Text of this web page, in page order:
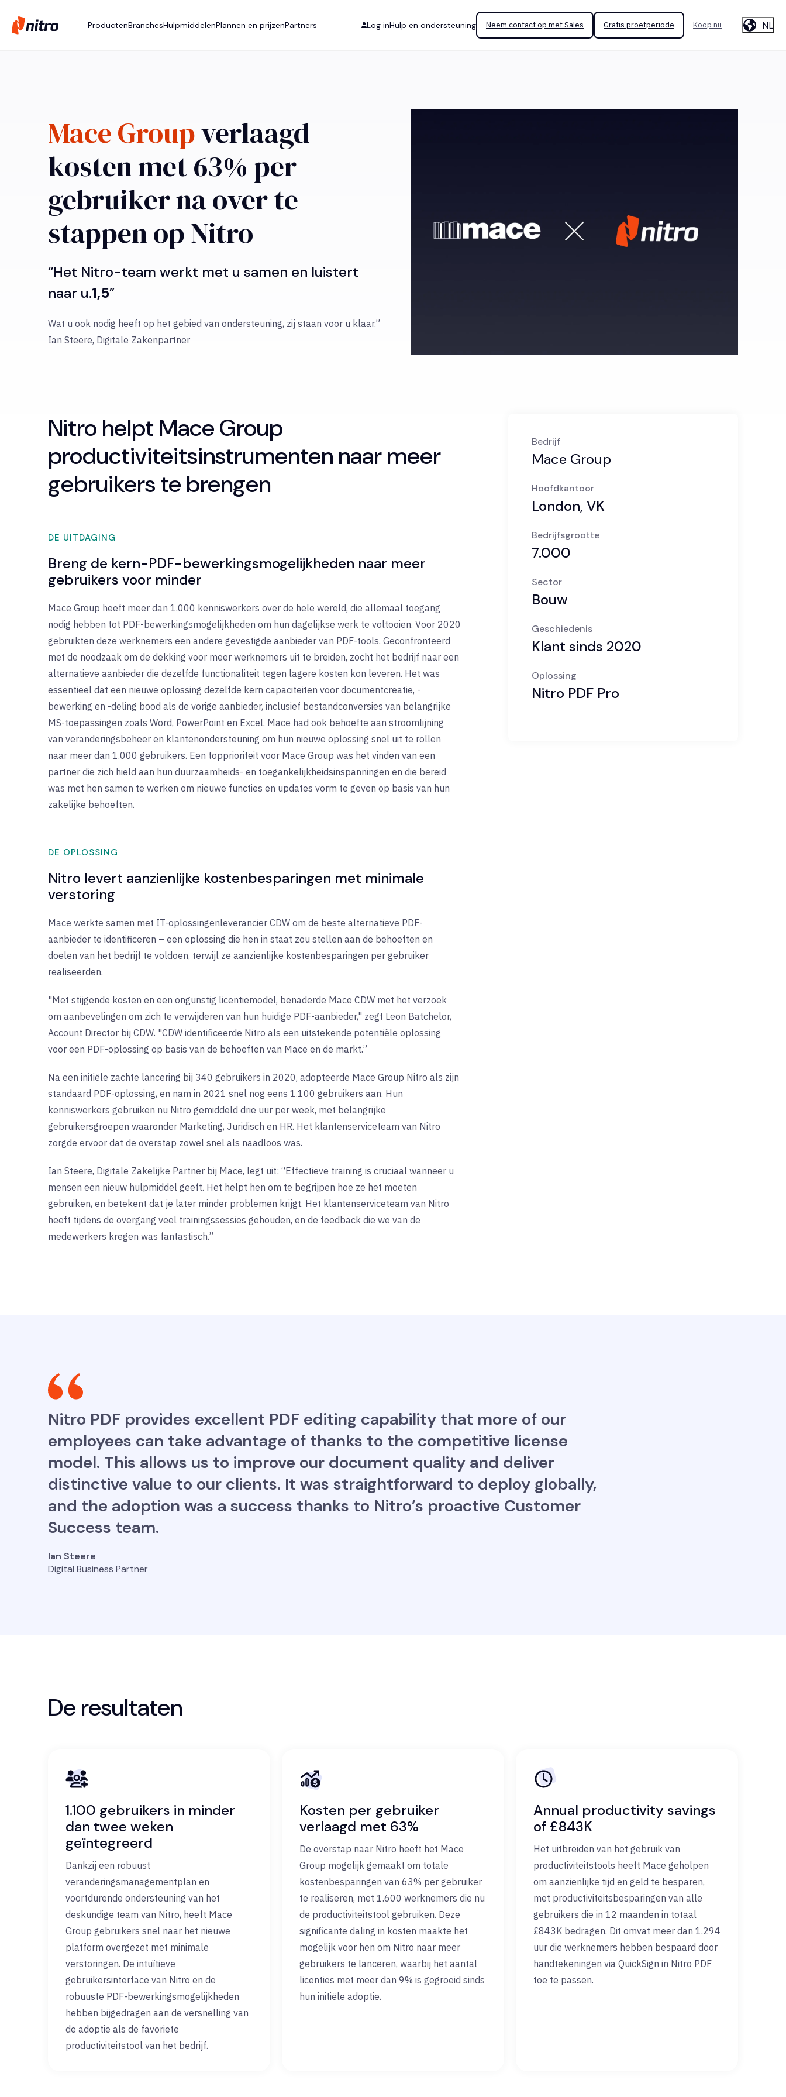
ProductenBranchesHulpmiddelenPlannen en prijzenPartners Log inHulp en ondersteuning Neem contact op met Sales Gratis proefperiode Koop nu NL
Mace Groupverlaagd
kosten met 63% per
gebruiker na over te
stappen op Nitro
“Het Nitro-team werkt met u samen en luistert
naar u.1,5”
Wat u ook nodig heeft op het gebied van ondersteuning, zij staan voor u klaar.”
Ian Steere, Digitale Zakenpartner
Nitro helpt Mace Group
productiviteitsinstrumenten naar meer
gebruikers te brengen
DE UITDAGING
Breng de kern-PDF-bewerkingsmogelijkheden naar meer
gebruikers voor minder
Mace Group heeft meer dan 1.000 kenniswerkers over de hele wereld, die allemaal toegang
nodig hebben tot PDF-bewerkingsmogelijkheden om hun dagelijkse werk te voltooien. Voor 2020
gebruikten deze werknemers een andere gevestigde aanbieder van PDF-tools. Geconfronteerd
met de noodzaak om de dekking voor meer werknemers uit te breiden, zocht het bedrijf naar een
alternatieve aanbieder die dezelfde functionaliteit tegen lagere kosten kon leveren. Het was
essentieel dat een nieuwe oplossing dezelfde kern capaciteiten voor documentcreatie, -
bewerking en -deling bood als de vorige aanbieder, inclusief bestandconversies van belangrijke
MS-toepassingen zoals Word, PowerPoint en Excel. Mace had ook behoefte aan stroomlijning
van veranderingsbeheer en klantenondersteuning om hun nieuwe oplossing snel uit te rollen
naar meer dan 1.000 gebruikers. Een topprioriteit voor Mace Group was het vinden van een
partner die zich hield aan hun duurzaamheids- en toegankelijkheidsinspanningen en die bereid
was met hen samen te werken om nieuwe functies en updates vorm te geven op basis van hun
zakelijke behoeften.
DE OPLOSSING
Nitro levert aanzienlijke kostenbesparingen met minimale
verstoring
Mace werkte samen met IT-oplossingenleverancier CDW om de beste alternatieve PDF-
aanbieder te identificeren – een oplossing die hen in staat zou stellen aan de behoeften en
doelen van het bedrijf te voldoen, terwijl ze aanzienlijke kostenbesparingen per gebruiker
realiseerden.
"Met stijgende kosten en een ongunstig licentiemodel, benaderde Mace CDW met het verzoek
om aanbevelingen om zich te verwijderen van hun huidige PDF-aanbieder," zegt Leon Batchelor,
Account Director bij CDW. "CDW identificeerde Nitro als een uitstekende potentiële oplossing
voor een PDF-oplossing op basis van de behoeften van Mace en de markt.”
Na een initiële zachte lancering bij 340 gebruikers in 2020, adopteerde Mace Group Nitro als zijn
standaard PDF-oplossing, en nam in 2021 snel nog eens 1.100 gebruikers aan. Hun
kenniswerkers gebruiken nu Nitro gemiddeld drie uur per week, met belangrijke
gebruikersgroepen waaronder Marketing, Juridisch en HR. Het klantenserviceteam van Nitro
zorgde ervoor dat de overstap zowel snel als naadloos was.
Ian Steere, Digitale Zakelijke Partner bij Mace, legt uit: “Effectieve training is cruciaal wanneer u
mensen een nieuw hulpmiddel geeft. Het helpt hen om te begrijpen hoe ze het moeten
gebruiken, en betekent dat je later minder problemen krijgt. Het klantenserviceteam van Nitro
heeft tijdens de overgang veel trainingssessies gehouden, en de feedback die we van de
medewerkers kregen was fantastisch.”
Bedrijf
Mace Group
Hoofdkantoor
London, VK
Bedrijfsgrootte
7.000
Sector
Bouw
Geschiedenis
Klant sinds 2020
Oplossing
Nitro PDF Pro
Nitro PDF provides excellent PDF editing capability that more of our
employees can take advantage of thanks to the competitive license
model. This allows us to improve our document quality and deliver
distinctive value to our clients. It was straightforward to deploy globally,
and the adoption was a success thanks to Nitro’s proactive Customer
Success team.
Ian Steere
Digital Business Partner
De resultaten
1.100 gebruikers in minder
dan twee weken
geïntegreerd
Dankzij een robuust
veranderingsmanagementplan en
voortdurende ondersteuning van het
deskundige team van Nitro, heeft Mace
Group gebruikers snel naar het nieuwe
platform overgezet met minimale
verstoringen. De intuïtieve
gebruikersinterface van Nitro en de
robuuste PDF-bewerkingsmogelijkheden
hebben bijgedragen aan de versnelling van
de adoptie als de favoriete
productiviteitstool van het bedrijf.
Kosten per gebruiker
verlaagd met 63%
De overstap naar Nitro heeft het Mace
Group mogelijk gemaakt om totale
kostenbesparingen van 63% per gebruiker
te realiseren, met 1.600 werknemers die nu
de productiviteitstool gebruiken. Deze
significante daling in kosten maakte het
mogelijk voor hen om Nitro naar meer
gebruikers te lanceren, waarbij het aantal
licenties met meer dan 9% is gegroeid sinds
hun initiële adoptie.
Annual productivity savings
of £843K
Het uitbreiden van het gebruik van
productiviteitstools heeft Mace geholpen
om aanzienlijke tijd en geld te besparen,
met productiviteitsbesparingen van alle
gebruikers die in 12 maanden in totaal
£843K bedragen. Dit omvat meer dan 1.294
uur die werknemers hebben bespaard door
handtekeningen via QuickSign in Nitro PDF
toe te passen.